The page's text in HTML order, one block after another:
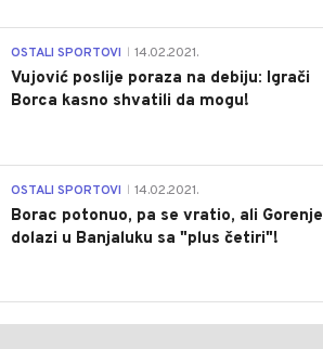
OSTALI SPORTOVI 14.02.2021.
Vujović poslije poraza na debiju: Igrači
Borca kasno shvatili da mogu!
OSTALI SPORTOVI 14.02.2021.
Borac potonuo, pa se vratio, ali Gorenje
dolazi u Banjaluku sa "plus četiri"!